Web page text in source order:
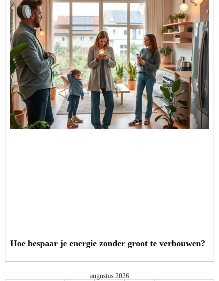
Hoe bespaar je energie zonder groot te verbouwen?
augustus 2026